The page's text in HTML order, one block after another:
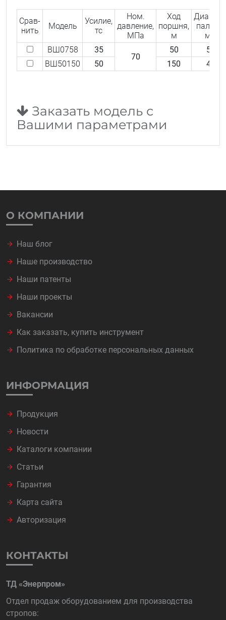
Срав­
нить
Модель
Усилие,
тс
Ном.
давление,
МПа
Ход
поршня,
м
пальца,
мм
ВШ0758
35
70
50
58
ВШ50150
50 150 40
Заказать модель с
Вашими параметрами
О КОМПАНИИ
Наш блог
Наше производство
Наши патенты
Наши проекты
Вакансии
Как заказать, купить инструмент
Политика по обработке персональных данных
ИНФОРМАЦИЯ
Продукция
Новости
Каталоги компании
Статьи
Гарантия
Карта сайта
Авторизация
КОНТАКТЫ
ТД «Энерпром»
Отдел продаж оборудованием для производства
стропов: